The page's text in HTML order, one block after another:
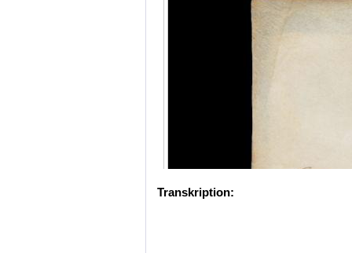
Transkription: